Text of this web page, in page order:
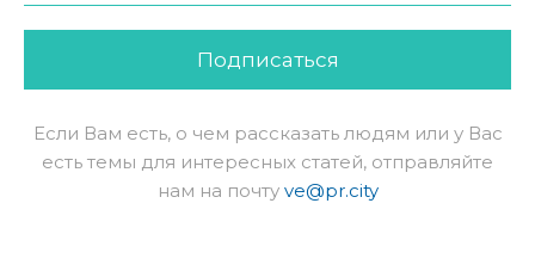
Подписаться
Если Вам есть, о чем рассказать людям или у Вас
есть темы для интересных статей, отправляйте
нам на почту ve@pr.city